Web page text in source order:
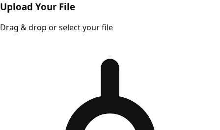
Upload Your File
Drag & drop or select your file